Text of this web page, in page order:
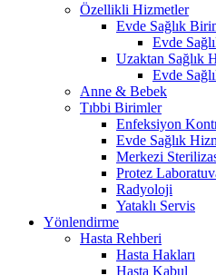
Özellikli Hizmetler
Evde Sağlık
Evde
Uzaktan Sağlık
Evde
Anne & Bebek
Tıbbi Birimler
Enfeksiyon
Evde Sağlık
Merkezi
Protez
Radyoloji
Yataklı Servis
Yönlendirme
Hasta Rehberi
Hasta Hakları
Hasta Kabul